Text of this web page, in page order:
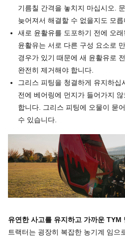
기름칠 간격을 놓치지 마십시오.
늦어져서 해결할 수 없을지도 모릅
새로 윤활유를 도포하기 전에 오
윤활유는 서로 다른 구성 요소로
경우가 있기 때문에 새 윤활유로
완전히 제거해야 합니다.
그리스 피팅을 청결하게 유지하십
전에 베어링에 먼지가 들어가지
합니다. 그리스 피팅에 오물이 묻
수 있습니다.
유연한 사고를 유지하고 가까운 TYM
트랙터는 굉장히 복잡한 농기계 임으